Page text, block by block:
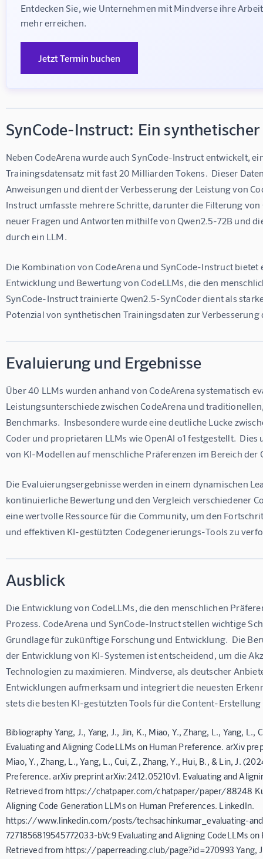
Entdecken Sie, wie Unternehmen mit Mindverse ihre
mehr erreichen.
Jetzt Termin buchen
SynCode-Instruct: Ein
Neben CodeArena wurde auch SynCode-Instruct entwickelt,
Trainingsdatensatz mit fast 20 Milliarden Tokens.  Dieser
Anweisungen und dient der Verbesserung der Leistung von
Instruct umfasste mehrere Schritte, darunter die Filterung
neuer Fragen und Antworten mithilfe von Qwen2.5-72B und
durch ein LLM.
Die Kombination von CodeArena und SynCode-Instruct
Entwicklung und Bewertung von CodeLLMs, die den
SynCode-Instruct trainierte Qwen2.5-SynCoder dient als
Potenzial von synthetischen Trainingsdaten zur
Evaluierung und Ergebnisse
Über 40 LLMs wurden anhand von CodeArena systematisch
Leistungsunterschiede zwischen CodeArena und
Benchmarks.  Insbesondere wurde eine deutliche Lücke
Coder und proprietären LLMs wie OpenAI o1 festgestellt.
von KI-Modellen auf menschliche Präferenzen im Bereich der
Die Evaluierungsergebnisse werden in einem dynamischen
kontinuierliche Bewertung und den Vergleich verschiedener
eine wertvolle Ressource für die Community, um den
und effektiven KI-gestützten Codegenerierungs-Tools zu
Ausblick
Die Entwicklung von CodeLLMs, die den menschlichen
Prozess. CodeArena und SynCode-Instruct stellen wichtige
Grundlage für zukünftige Forschung und Entwicklung.  Die
der Entwicklung von KI-Systemen ist entscheidend, um die
Technologien zu maximieren. Mindverse, als deutscher
Entwicklungen aufmerksam und integriert die neuesten
stets die besten KI-gestützten Tools für die Content-
Bibliography Yang, J., Yang, J., Jin, K., Miao, Y., Zhang, L., Yang, L.,
Evaluating and Aligning CodeLLMs on Human Preference. arXiv
Miao, Y., Zhang, L., Yang, L., Cui, Z., Zhang, Y., Hui, B., & Lin, J.
Preference. arXiv preprint arXiv:2412.05210v1. Evaluating and
Retrieved from https://chatpaper.com/chatpaper/paper/88248
Aligning Code Generation LLMs on Human Preferences. LinkedIn.
https://www.linkedin.com/posts/techsachinkumar_evaluating-
7271856819545772033-bVc9 Evaluating and Aligning CodeLLMs
Retrieved from https://paperreading.club/page?id=270993 Yang,